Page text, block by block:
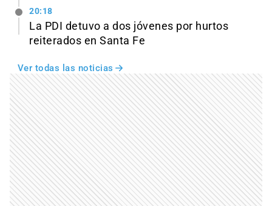
20:18
La PDI detuvo a dos jóvenes por hurtos
reiterados en Santa Fe
Ver todas las noticias